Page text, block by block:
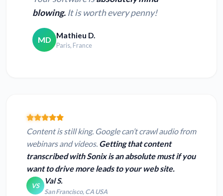
blowing. It is worth every penny!
MD Mathieu D.
Paris, France
Content is still king. Google can’t crawl audio from
webinars and videos. Getting that content
transcribed with Sonix is an absolute must if you
want to drive more leads to your web site.
VS
Val S.
San Francisco, CA USA